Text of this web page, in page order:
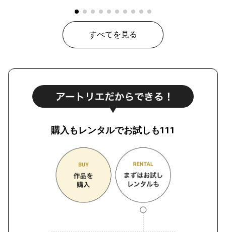
すべてを見る
購入もレンタルでお試しも111